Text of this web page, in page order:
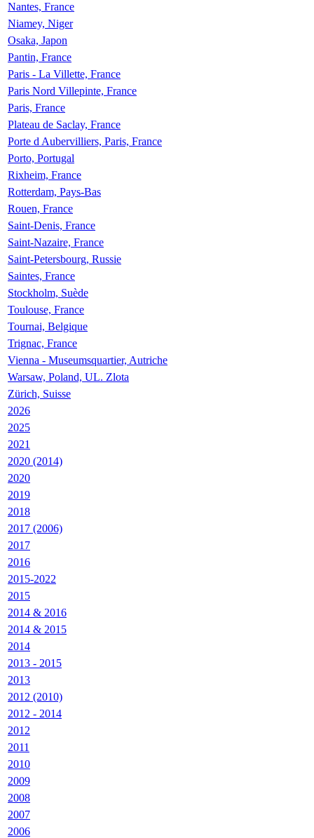
Nantes, France
Niamey, Niger
Osaka, Japon
Pantin, France
Paris - La Villette, France
Paris Nord Villepinte, France
Paris, France
Plateau de Saclay, France
Porte d Aubervilliers, Paris, France
Porto, Portugal
Rixheim, France
Rotterdam, Pays-Bas
Rouen, France
Saint-Denis, France
Saint-Nazaire, France
Saint-Petersbourg, Russie
Saintes, France
Stockholm, Suède
Toulouse, France
Tournai, Belgique
Trignac, France
Vienna - Museumsquartier, Autriche
Warsaw, Poland, UL. Zlota
Zürich, Suisse
2026
2025
2021
2020 (2014)
2020
2019
2018
2017 (2006)
2017
2016
2015-2022
2015
2014 & 2016
2014 & 2015
2014
2013 - 2015
2013
2012 (2010)
2012 - 2014
2012
2011
2010
2009
2008
2007
2006